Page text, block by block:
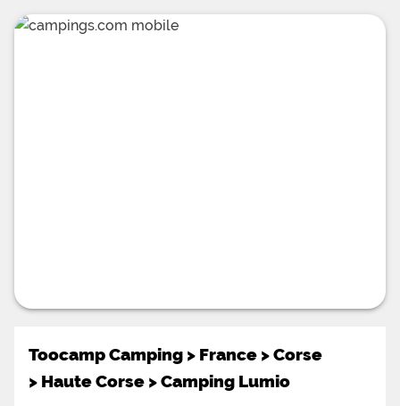
Toocamp Camping > France >Corse
> Haute Corse >Camping Lumio